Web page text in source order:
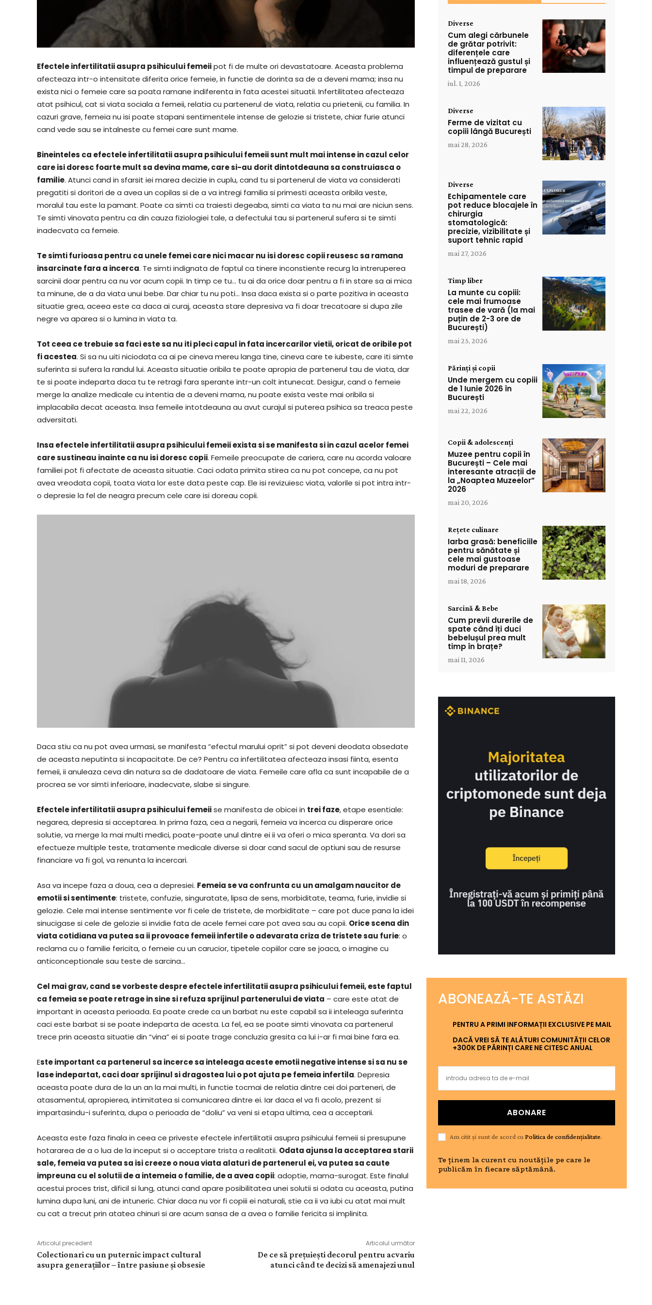
Efectele infertilitatii asupra psihicului femeiipot fi de multe ori devastatoare. Aceasta problema
afecteaza intr-o intensitate diferita orice femeie, in functie de dorinta sa de a deveni mama; insa nu
exista nici o femeie care sa poata ramane indiferenta in fata acestei situatii. Infertilitatea afecteaza
atat psihicul, cat si viata sociala a femeii, relatia cu partenerul de viata, relatia cu prietenii, cu familia. In
cazuri grave, femeia nu isi poate stapani sentimentele intense de gelozie si tristete, chiar furie atunci
cand vede sau se intalneste cu femei care sunt mame.
Bineinteles ca efectele infertilitatii asupra psihicului femeii sunt mult mai intense in cazul celor
care isi doresc foarte mult sa devina mame, care si-au dorit dintotdeauna sa construiasca o
familie. Atunci cand in sfarsit iei marea decizie in cuplu, cand tu si partenerul de viata va considerati
pregatiti si doritori de a avea un copilas si de a va intregi familia si primesti aceasta oribila veste,
moralul tau este la pamant. Poate ca simti ca traiesti degeaba, simti ca viata ta nu mai are niciun sens.
Te simti vinovata pentru ca din cauza fiziologiei tale, a defectului tau si partenerul sufera si te simti
inadecvata ca femeie.
Te simti furioasa pentru ca unele femei care nici macar nu isi doresc copii reusesc sa ramana
insarcinate fara a incerca. Te simti indignata de faptul ca tinere inconstiente recurg la intreruperea
sarcinii doar pentru ca nu vor acum copii. In timp ce tu… tu ai da orice doar pentru a fi in stare sa ai mica
ta minune, de a da viata unui bebe. Dar chiar tu nu poti… Insa daca exista si o parte pozitiva in aceasta
situatie grea, aceea este ca daca ai curaj, aceasta stare depresiva va fi doar trecatoare si dupa zile
negre va aparea si o lumina in viata ta.
Tot ceea ce trebuie sa faci este sa nu iti pleci capul in fata incercarilor vietii, oricat de oribile pot
fi acestea. Si sa nu uiti niciodata ca ai pe cineva mereu langa tine, cineva care te iubeste, care iti simte
suferinta si sufera la randul lui. Aceasta situatie oribila te poate apropia de partenerul tau de viata, dar
te si poate indeparta daca tu te retragi fara sperante intr-un colt intunecat. Desigur, cand o femeie
merge la analize medicale cu intentia de a deveni mama, nu poate exista veste mai oribila si
implacabila decat aceasta. Insa femeile intotdeauna au avut curajul si puterea psihica sa treaca peste
adversitati.
Insa efectele infertilitatii asupra psihicului femeii exista si se manifesta si in cazul acelor femei
care sustineau inainte ca nu isi doresc copii. Femeile preocupate de cariera, care nu acorda valoare
familiei pot fi afectate de aceasta situatie. Caci odata primita stirea ca nu pot concepe, ca nu pot
avea vreodata copii, toata viata lor este data peste cap. Ele isi revizuiesc viata, valorile si pot intra intr-
o depresie la fel de neagra precum cele care isi doreau copii.
Daca stiu ca nu pot avea urmasi, se manifesta “efectul marului oprit” si pot deveni deodata obsedate
de aceasta neputinta si incapacitate. De ce? Pentru ca infertilitatea afecteaza insasi fiinta, esenta
femeii, ii anuleaza ceva din natura sa de dadatoare de viata. Femeile care afla ca sunt incapabile de a
procrea se vor simti inferioare, inadecvate, slabe si singure.
Efectele infertilitatii asupra psihicului femeiise manifesta de obicei in trei faze, etape esentiale:
negarea, depresia si acceptarea. In prima faza, cea a negarii, femeia va incerca cu disperare orice
solutie, va merge la mai multi medici, poate-poate unul dintre ei ii va oferi o mica speranta. Va dori sa
efectueze multiple teste, tratamente medicale diverse si doar cand sacul de optiuni sau de resurse
financiare va fi gol, va renunta la incercari.
Asa va incepe faza a doua, cea a depresiei. Femeia se va confrunta cu un amalgam naucitor de
emotii si sentimente: tristete, confuzie, singuratate, lipsa de sens, morbiditate, teama, furie, invidie si
gelozie. Cele mai intense sentimente vor fi cele de tristete, de morbiditate – care pot duce pana la idei
sinucigase si cele de gelozie si invidie fata de acele femei care pot avea sau au copii. Orice scena din
viata cotidiana va putea sa ii provoace femeii infertile o adevarata criza de tristete sau furie: o
reclama cu o familie fericita, o femeie cu un carucior, tipetele copiilor care se joaca, o imagine cu
anticonceptionale sau teste de sarcina…
Cel mai grav, cand se vorbeste despre efectele infertilitatii asupra psihicului femeii, este faptul
ca femeia se poate retrage in sine si refuza sprijinul partenerului de viata – care este atat de
important in aceasta perioada. Ea poate crede ca un barbat nu este capabil sa ii inteleaga suferinta
caci este barbat si se poate indeparta de acesta. La fel, ea se poate simti vinovata ca partenerul
trece prin aceasta situatie din “vina” ei si poate trage concluzia gresita ca lui i-ar fi mai bine fara ea.
Este important ca partenerul sa incerce sa inteleaga aceste emotii negative intense si sa nu se
lase indepartat, caci doar sprijinul si dragostea lui o pot ajuta pe femeia infertila. Depresia
aceasta poate dura de la un an la mai multi, in functie tocmai de relatia dintre cei doi parteneri, de
atasamentul, apropierea, intimitatea si comunicarea dintre ei. Iar daca el va fi acolo, prezent si
impartasindu-i suferinta, dupa o perioada de “doliu” va veni si etapa ultima, cea a acceptarii.
Aceasta este faza finala in ceea ce priveste efectele infertilitatii asupra psihicului femeii si presupune
hotararea de a o lua de la inceput si o acceptare trista a realitatii. Odata ajunsa la acceptarea starii
sale, femeia va putea sa isi creeze o noua viata alaturi de partenerul ei, va putea sa caute
impreuna cu el solutii de a intemeia o familie, de a avea copii: adoptie, mama-surogat. Este finalul
acestui proces trist, dificil si lung, atunci cand apare posibilitatea unei solutii si odata cu aceasta, putina
lumina dupa luni, ani de intuneric. Chiar daca nu vor fi copiii ei naturali, stie ca ii va iubi cu atat mai mult
cu cat a trecut prin atatea chinuri si are acum sansa de a avea o familie fericita si implinita.
Articolul precedent
Colectionari cu un puternic impact cultural
asupra generațiilor – între pasiune și obsesie
Articolul următor
De ce să prețuiești decorul pentru acvariu
atunci când te decizi să amenajezi unul
Diverse
Cum alegi cărbunele
de grătar potrivit:
diferențele care
influențează gustul și
timpul de preparare
iul. 1, 2026
Diverse
Ferme de vizitat cu
copiii lângă București
mai 28, 2026
Diverse
Echipamentele care
pot reduce blocajele în
chirurgia
stomatologică:
precizie, vizibilitate și
suport tehnic rapid
mai 27, 2026
Timp liber
La munte cu copiii:
cele mai frumoase
trasee de vară (la mai
puțin de 2-3 ore de
București)
mai 25, 2026
Părinți și copii
Unde mergem cu copiii
de 1 Iunie 2026 în
București
mai 22, 2026
Copii & adolescenți
Muzee pentru copii în
București – Cele mai
interesante atracții de
la „Noaptea Muzeelor”
2026
mai 20, 2026
Rețete culinare
Iarba grasă: beneficiile
pentru sănătate și
cele mai gustoase
moduri de preparare
mai 18, 2026
Sarcină & Bebe
Cum previi durerile de
spate când îți duci
bebelușul prea mult
timp în brațe?
mai 11, 2026
ABONEAZĂ-TE ASTĂZI
PENTRU A PRIMI INFORMAȚII EXCLUSIVE PE MAIL
DACĂ VREI SĂ TE ALĂTURI COMUNITĂȚII CELOR
+300K DE PĂRINȚI CARE NE CITESC ANUAL
ABONARE
Am citit și sunt de acord cuPolitica de confidențialitate.
Te ținem la curent cu noutățile pe care le
publicăm în fiecare săptămână.